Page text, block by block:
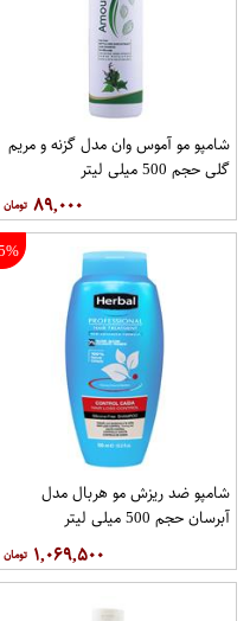
شامپو مو آموس وان مدل گزنه و مریم
گلی حجم 500 میلی لیتر
۸۹,۰۰۰
شامپو ضد ریزش مو هربال مدل
آبرسان حجم 500 میلی لیتر
۱,۰۶۹,۵۰۰